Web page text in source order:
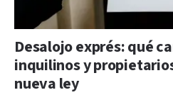
Desalojo exprés: qué
inquilinos y
nueva ley